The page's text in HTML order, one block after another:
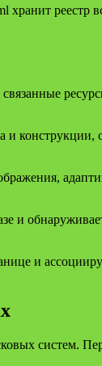
реестр
и
и
систем.